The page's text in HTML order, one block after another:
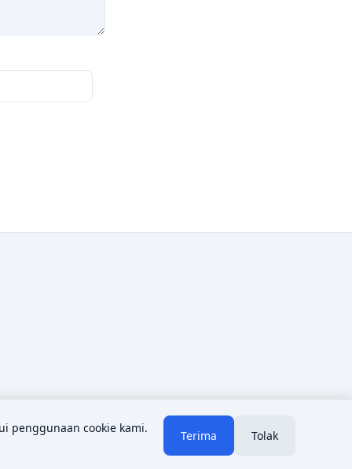
penggunaan cookie kami.
Terima Tolak